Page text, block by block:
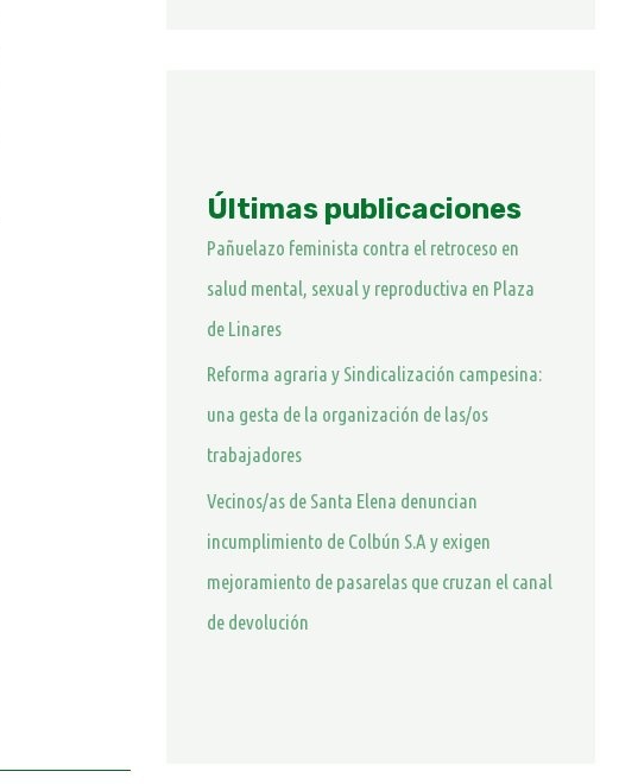
Últimas publicaciones
Pañuelazo feminista contra el retroceso en
salud mental, sexual y reproductiva en Plaza
de Linares
Reforma agraria y Sindicalización campesina:
una gesta de la organización de las/os
trabajadores
Vecinos/as de Santa Elena denuncian
incumplimiento de Colbún S.A y exigen
mejoramiento de pasarelas que cruzan el canal
de devolución